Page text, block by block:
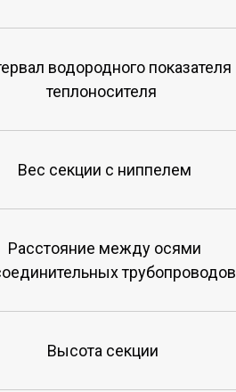
водородного показателя
теплоносителя
Вес секции с ниппелем
Расстояние между осями
трубопроводов
Высота секции